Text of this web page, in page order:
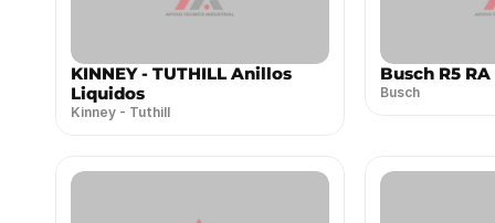
KINNEY - TUTHILL Anillos
Liquidos
Kinney - Tuthill
Busch R5
Busch